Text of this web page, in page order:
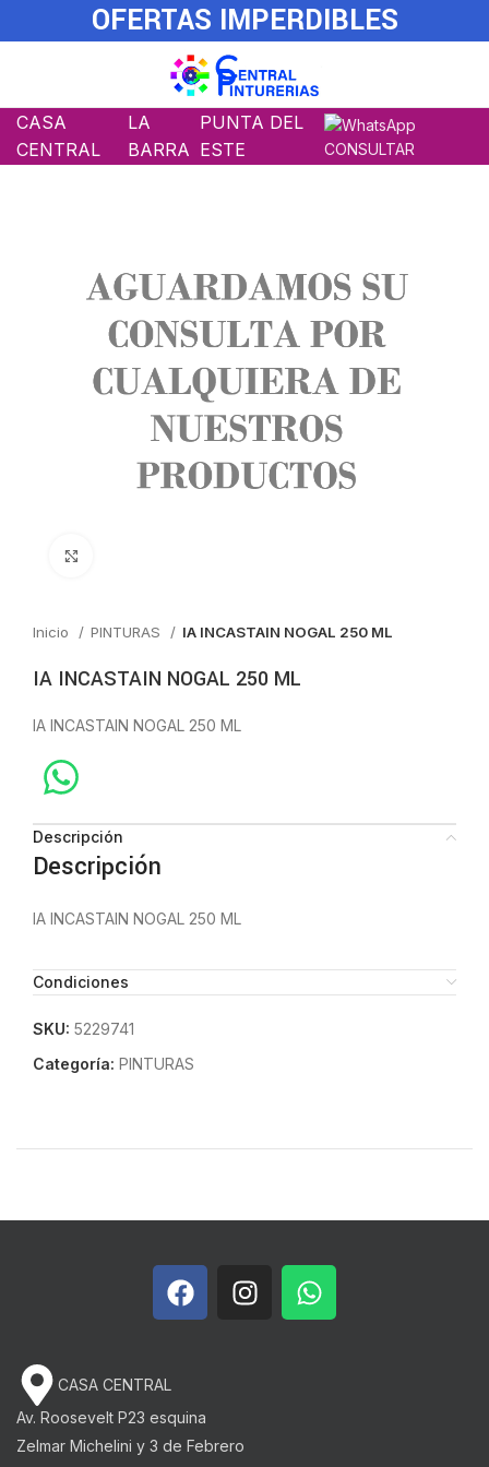
OFERTAS IMPERDIBLES
CASA
CENTRAL
LA
BARRA
PUNTA DEL
ESTE
CONSULTAR
Inicio PINTURAS IA INCASTAIN NOGAL 250 ML
IA INCASTAIN NOGAL 250 ML
IA INCASTAIN NOGAL 250 ML
Descripción
Descripción
IA INCASTAIN NOGAL 250 ML
Condiciones
SKU: 5229741
Categoría: PINTURAS
CASA CENTRAL
Av. Roosevelt P23 esquina
Zelmar Michelini y 3 de Febrero​